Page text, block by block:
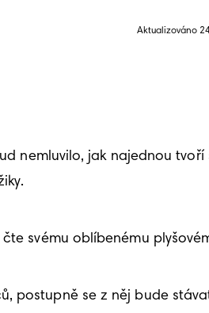
Aktualizováno
nemluvilo, jak najednou
svému oblíbenému
postupně se z něj bude